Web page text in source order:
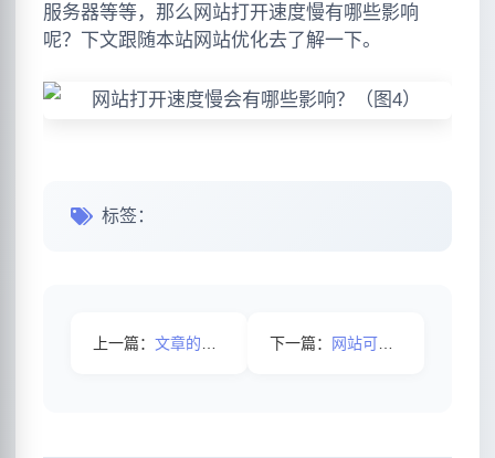
服务器等等，那么网站打开速度慢有哪些影响
呢？下文跟随本站网站优化去了解一下。
标签：
上一篇： 文章的发布有什么技巧吗？ 下一篇： 网站可以频繁修改网站标题吗？